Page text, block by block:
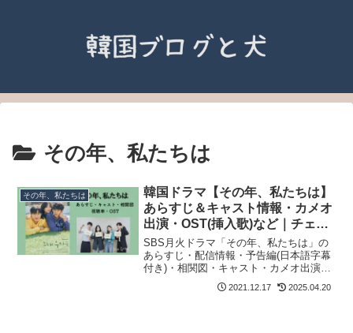
その年、私たちは
その年、私たちは
韓国ドラマ【その年、私たちは】
あらすじ＆キャスト情報・カメオ
出演・OST(挿入歌)など｜チェ・
ウシク＆キム・ダミ主演
SBS月火ドラマ「その年、私たちは」の
あらすじ・配信情報・予告編(日本語字幕
付き)・相関図・キャスト・カメオ出演・
視聴率・OST｜Netflix配信.
2021.12.17 2025.04.20